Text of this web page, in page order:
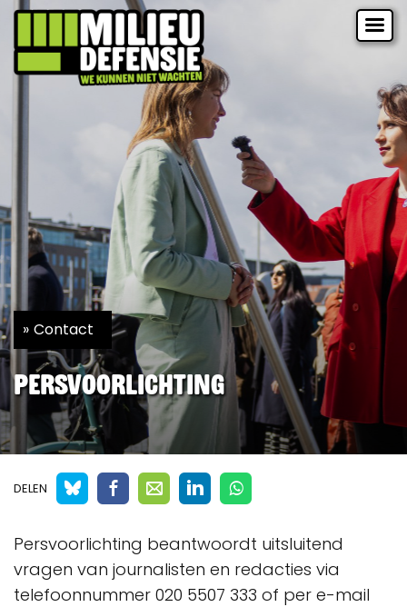
Contact
Persvoorlichting
DELEN
Persvoorlichting beantwoordt uitsluitend
vragen van journalisten en redacties via
telefoonnummer 020 5507 333 of per e-mail